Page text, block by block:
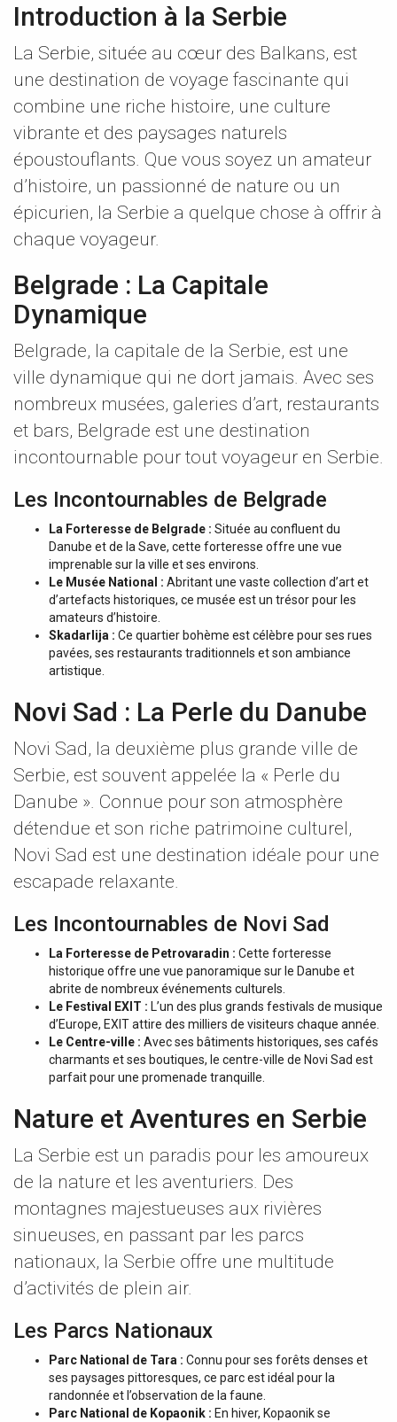
Introduction à la Serbie
La Serbie, située au cœur des Balkans, est
une destination de voyage fascinante qui
combine une riche histoire, une culture
vibrante et des paysages naturels
époustouflants. Que vous soyez un amateur
d’histoire, un passionné de nature ou un
épicurien, la Serbie a quelque chose à offrir à
chaque voyageur.
Belgrade : La Capitale
Dynamique
Belgrade, la capitale de la Serbie, est une
ville dynamique qui ne dort jamais. Avec ses
nombreux musées, galeries d’art, restaurants
et bars, Belgrade est une destination
incontournable pour tout voyageur en Serbie.
Les Incontournables de Belgrade
La Forteresse de Belgrade : Située au confluent du
Danube et de la Save, cette forteresse offre une vue
imprenable sur la ville et ses environs.
Le Musée National : Abritant une vaste collection d’art et
d’artefacts historiques, ce musée est un trésor pour les
amateurs d’histoire.
Skadarlija : Ce quartier bohème est célèbre pour ses rues
pavées, ses restaurants traditionnels et son ambiance
artistique.
Novi Sad : La Perle du Danube
Novi Sad, la deuxième plus grande ville de
Serbie, est souvent appelée la « Perle du
Danube ». Connue pour son atmosphère
détendue et son riche patrimoine culturel,
Novi Sad est une destination idéale pour une
escapade relaxante.
Les Incontournables de Novi Sad
La Forteresse de Petrovaradin : Cette forteresse
historique offre une vue panoramique sur le Danube et
abrite de nombreux événements culturels.
Le Festival EXIT : L’un des plus grands festivals de musique
d’Europe, EXIT attire des milliers de visiteurs chaque année.
Le Centre-ville : Avec ses bâtiments historiques, ses cafés
charmants et ses boutiques, le centre-ville de Novi Sad est
parfait pour une promenade tranquille.
Nature et Aventures en Serbie
La Serbie est un paradis pour les amoureux
de la nature et les aventuriers. Des
montagnes majestueuses aux rivières
sinueuses, en passant par les parcs
nationaux, la Serbie offre une multitude
d’activités de plein air.
Les Parcs Nationaux
Parc National de Tara : Connu pour ses forêts denses et
ses paysages pittoresques, ce parc est idéal pour la
randonnée et l’observation de la faune.
Parc National de Kopaonik : En hiver, Kopaonik se